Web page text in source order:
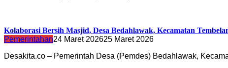
Kolaborasi Bersih Masjid, Desa Bedahlawak, Kecamatan
Pemerintahan24 Maret 202625 Maret 2026
Desakita.co – Pemerintah Desa (Pemdes) Bedahlawak,